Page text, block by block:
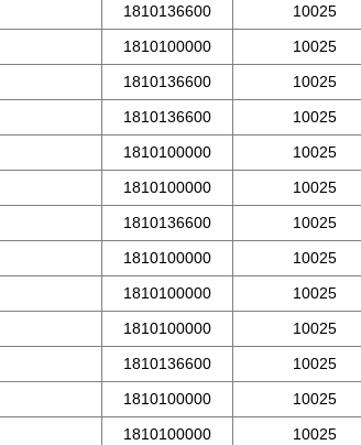
1810136600
10025
1810100000
10025
1810136600
10025
1810136600
10025
1810100000
10025
1810100000
10025
1810136600
10025
1810100000
10025
1810100000
10025
1810100000
10025
1810136600
10025
1810100000
10025
1810100000
10025